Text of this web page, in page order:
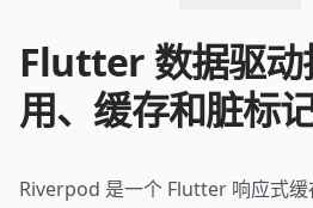
Flutter 数据驱动
用、缓存和脏标
Riverpod 是一个 Flutter 响应式